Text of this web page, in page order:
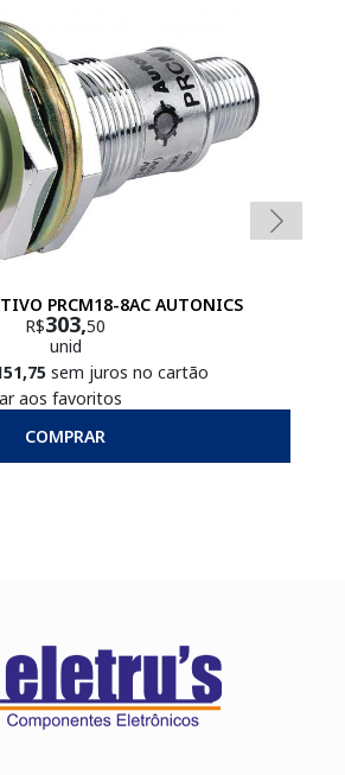
PRCM18-8AC AUTONICS
R$303,50
unid
sem juros no cartão
aos favoritos
COMPRAR